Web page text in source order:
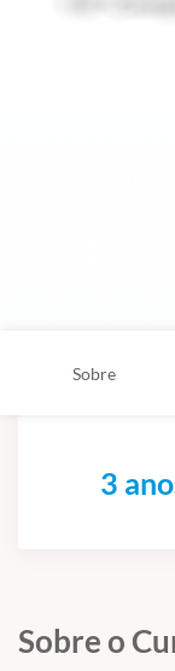
Sobre
3
Sobre o